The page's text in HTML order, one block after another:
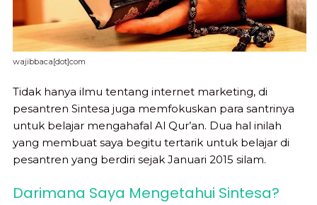
wajibbaca[dot]com
Tidak hanya ilmu tentang internet marketing, di
pesantren Sintesa juga memfokuskan para santrinya
untuk belajar mengahafal Al Qur’an. Dua hal inilah
yang membuat saya begitu tertarik untuk belajar di
pesantren yang berdiri sejak Januari 2015 silam.
Darimana Saya Mengetahui Sintesa?